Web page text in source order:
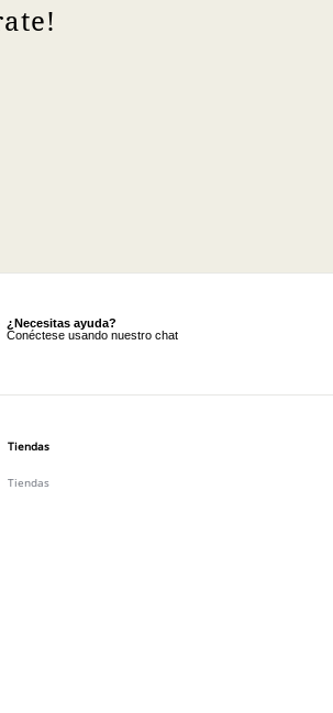
¿Necesitas ayuda?
Conéctese usando nuestro chat
Tiendas
Tiendas